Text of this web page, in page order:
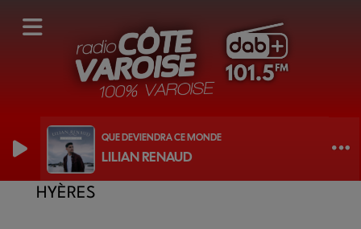
QUE DEVIENDRA CE MONDE
LILIAN RENAUD
L'AGENDA DE DORIAN - FÊTE DE LA MER
HYÈRES